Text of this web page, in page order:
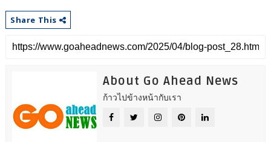
Share This
About Go Ahead News
ก้าวไปข้างหน้ากับเรา